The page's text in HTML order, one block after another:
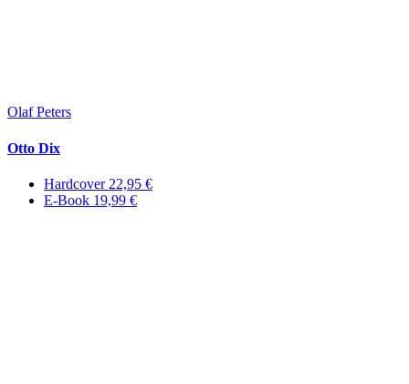
Olaf Peters
Otto Dix
Hardcover 22,95 €
E-Book 19,99 €